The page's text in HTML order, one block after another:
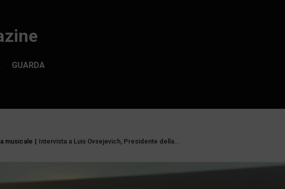
GUARDA
musicale | Intervista a Luis Ovsejevich, Presidente della...